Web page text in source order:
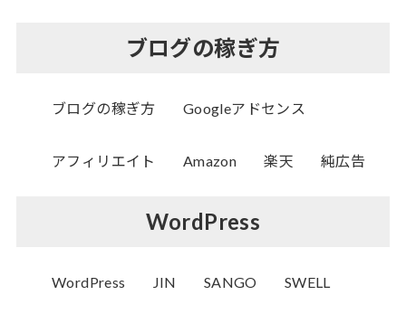
ブログの稼ぎ方
ブログの稼ぎ方 Googleアドセンス
アフィリエイト Amazon 楽天 純広告
WordPress
WordPress JIN SANGO SWELL